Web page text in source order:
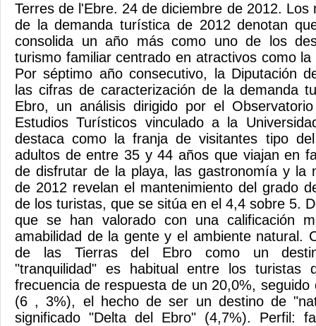
Terres de l'Ebre. 24 de diciembre de 2012. Los
de la demanda turística de 2012 denotan
consolida un año más como uno de los
turismo familiar centrado en atractivos como
Por séptimo año consecutivo, la Diputación
las cifras de caracterización de la demanda
Ebro, un análisis dirigido por el
Estudios Turísticos vinculado a la
destaca como la franja de visitantes tipo
adultos de entre 35 y 44 años que viajan en
de disfrutar de la playa, las gastronomía y la
de 2012 revelan el mantenimiento del grado
de los turistas, que se sitúa en el 4,4 sobre 5.
que se han valorado con una calificación
amabilidad de la gente y el ambiente natural.
de las Tierras del Ebro como un
"tranquilidad" es habitual entre los turistas
frecuencia de respuesta de un 20,0%, seguido
(6 , 3%), el hecho de ser un destino de
significado "Delta del Ebro" (4,7%). Perfil: